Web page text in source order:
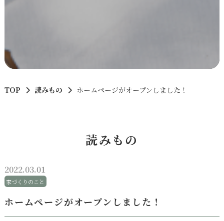
TOP 読みもの ホームページがオープンしました！
読みもの
2022.03.01
家づくりのこと
ホームページがオープンしました！